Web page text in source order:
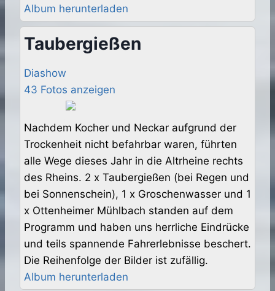
Album herunterladen
Taubergießen
Diashow
43 Fotos anzeigen
Nachdem Kocher und Neckar aufgrund der
Trockenheit nicht befahrbar waren, führten
alle Wege dieses Jahr in die Altrheine rechts
des Rheins. 2 x Taubergießen (bei Regen und
bei Sonnenschein), 1 x Groschenwasser und 1
x Ottenheimer Mühlbach standen auf dem
Programm und haben uns herrliche Eindrücke
und teils spannende Fahrerlebnisse beschert.
Die Reihenfolge der Bilder ist zufällig.
Album herunterladen